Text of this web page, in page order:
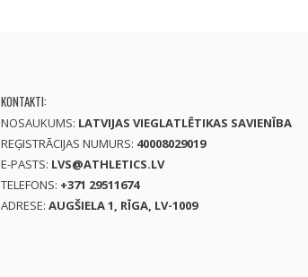
KONTAKTI:
NOSAUKUMS: LATVIJAS VIEGLATLĒTIKAS SAVIENĪBA
REĢISTRĀCIJAS NUMURS: 40008029019
E-PASTS: LVS@ATHLETICS.LV
TELEFONS: +371 29511674
ADRESE: AUGŠIELA 1, RĪGA, LV-1009